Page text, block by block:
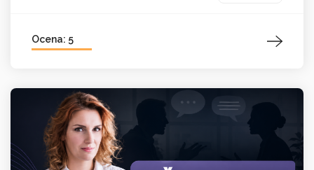
Ocena: 5